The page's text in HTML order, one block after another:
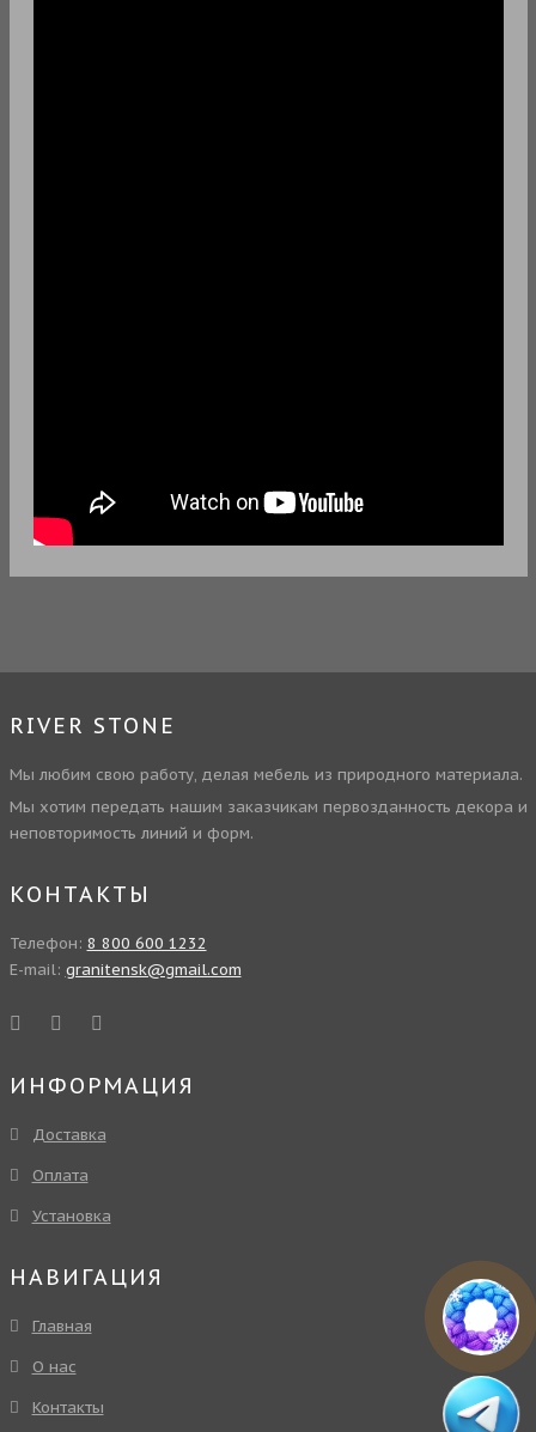
RIVER STONE
Мы любим свою работу, делая мебель из природного материала.
Мы хотим передать нашим заказчикам первозданность декора и
неповторимость линий и форм.
КОНТАКТЫ
Телефон: 8 800 600 1232
E-mail: granitensk@gmail.com
ИНФОРМАЦИЯ
Доставка
Оплата
Установка
НАВИГАЦИЯ
Главная
О нас
Контакты